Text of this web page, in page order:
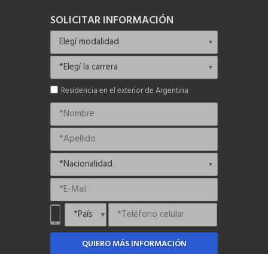
SOLICITAR INFORMACIÓN
Residencia en el exterior de Argentina
QUIERO MÁS INFORMACIÓN